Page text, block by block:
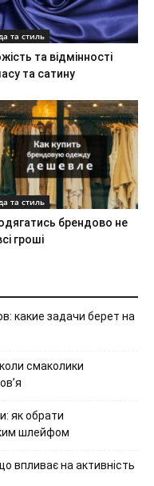
та стиль
та відмінності
та сатину
та стиль
брендово не
гроші
какие задачи берет на
смаколики
як обрати
шлейфом
впливає на активність